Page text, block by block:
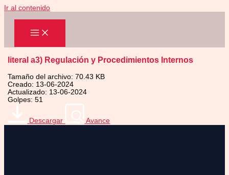
Ir al contenido
literal a3) Regulación y Procedimientos Internos
Tamaño del archivo: 70.43 KB
Creado: 13-06-2024
Actualizado: 13-06-2024
Golpes: 51
Descargar Avance